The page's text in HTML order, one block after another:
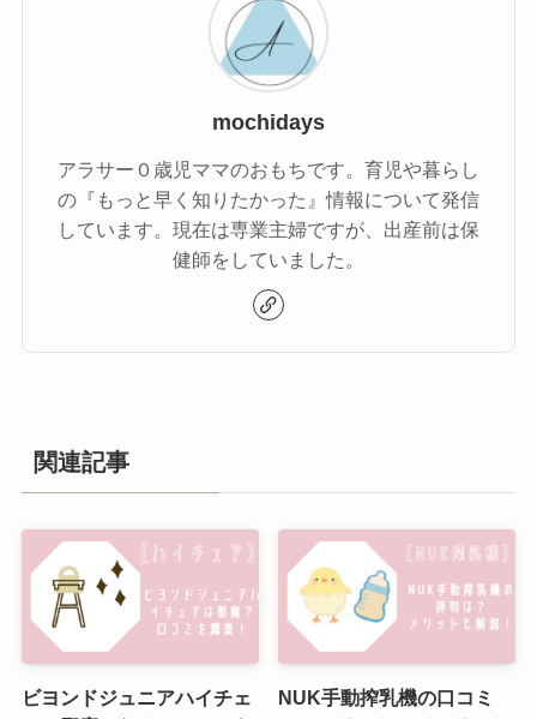
mochidays
アラサー０歳児ママのおもちです。育児や暮らし
の『もっと早く知りたかった』情報について発信
しています。現在は専業主婦ですが、出産前は保
健師をしていました。
関連記事
ビヨンドジュニアハイチェ
NUK手動搾乳機の口コミ